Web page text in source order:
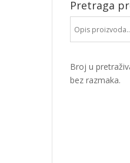
Pretraga
Broj u
bez razmaka.